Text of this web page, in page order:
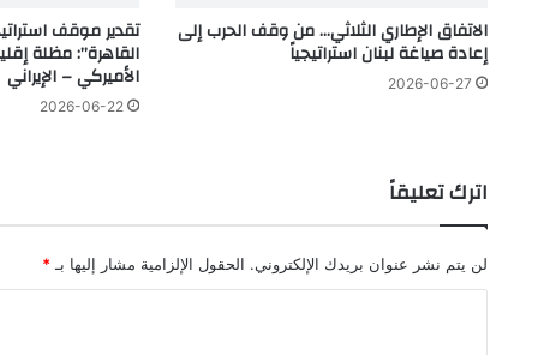
الاتفاق الإطاري الثلاثي… من وقف الحرب إلى
إعادة صياغة لبنان استراتيجياً
2026-06-27
تقدير موقف
القاهرة”: مظلة
الأميركي – الإيراني
2026-06-22
اترك تعليقاً
لن يتم نشر عنوان بريدك الإلكتروني. الحقول الإلزامية مشار إليها بـ *